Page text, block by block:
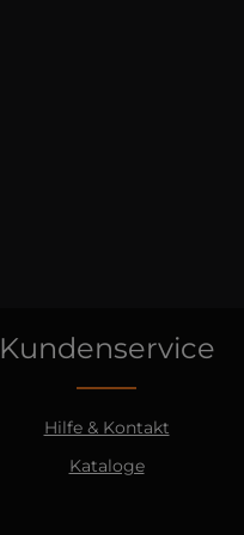
Kundenservice
Hilfe & Kontakt
Kataloge